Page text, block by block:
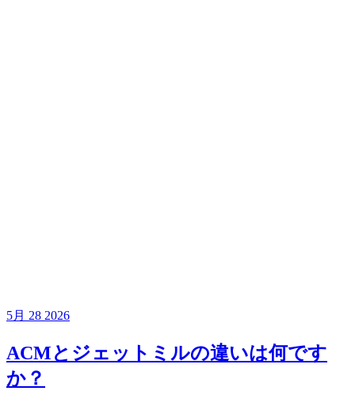
5月 28 2026
ACMとジェットミルの違いは何です
か？